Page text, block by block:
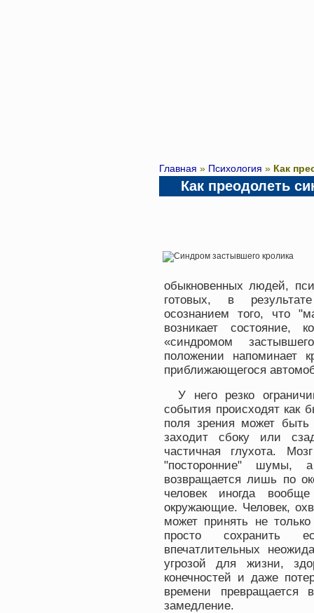
Главная » Психология » Как
Как преодолеть
обыкновенных людей,
готовых, в
осознанием того, что
возникает состояние,
«синдромом
положении напоминает
приближающегося
У него резко
события происходят как
поля зрения может
заходит сбоку или
частичная глухота.
"посторонние" шумы, а
возвращается лишь по
человек иногда
окружающие. Человек,
может принять не
просто сохранить
впечатлительных
угрозой для жизни,
конечностей и даже
времени
замедление.